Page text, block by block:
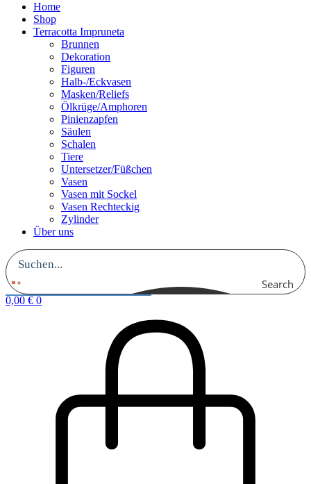
Home
Shop
Terracotta Impruneta
Brunnen
Dekoration
Figuren
Halb-/Eckvasen
Masken/Reliefs
Ölkrüge/Amphoren
Pinienzapfen
Säulen
Schalen
Tiere
Untersetzer/Füßchen
Vasen
Vasen mit Sockel
Vasen Rechteckig
Zylinder
Über uns
Search
0,00 € 0